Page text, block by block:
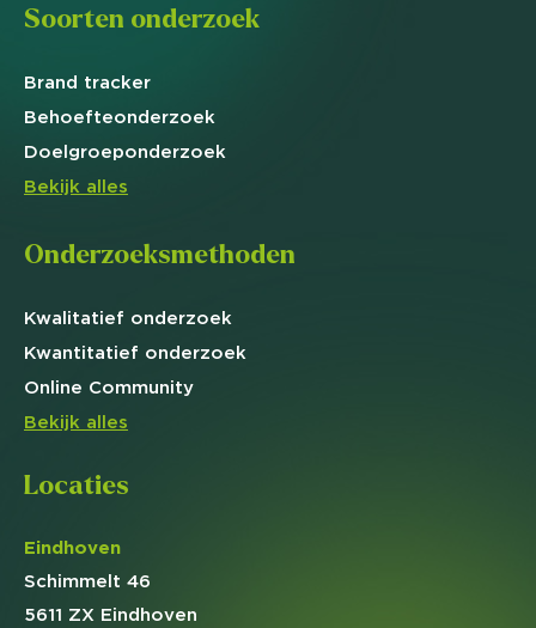
Soorten onderzoek
Brand tracker
Behoefteonderzoek
Doelgroeponderzoek
Bekijk alles
Onderzoeksmethoden
Kwalitatief onderzoek
Kwantitatief onderzoek
Online Community
Bekijk alles
Locaties
Eindhoven
Schimmelt 46
5611 ZX Eindhoven